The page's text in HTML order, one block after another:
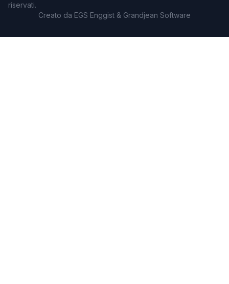
riservati.
Creato da EGS Enggist & Grandjean Software